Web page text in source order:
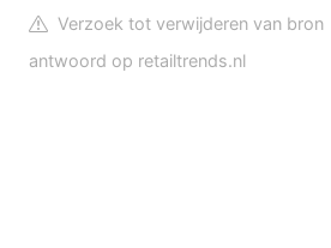
Verzoek tot verwijderen van bron
antwoord op retailtrends.nl